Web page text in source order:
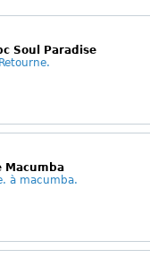
Soul Paradise
Macumba
à macumba.